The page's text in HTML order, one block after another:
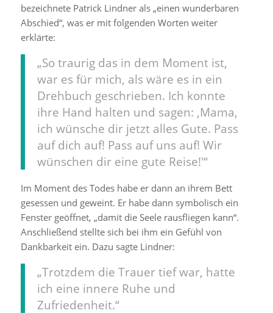
bezeichnete Patrick Lindner als „einen wunderbaren
Abschied“, was er mit folgenden Worten weiter
erklärte:
„So traurig das in dem Moment ist,
war es für mich, als wäre es in ein
Drehbuch geschrieben. Ich konnte
ihre Hand halten und sagen: ‚Mama,
ich wünsche dir jetzt alles Gute. Pass
auf dich auf! Pass auf uns auf! Wir
wünschen dir eine gute Reise!'“
Im Moment des Todes habe er dann an ihrem Bett
gesessen und geweint. Er habe dann symbolisch ein
Fenster geöffnet, „damit die Seele rausfliegen kann“.
Anschließend stellte sich bei ihm ein Gefühl von
Dankbarkeit ein. Dazu sagte Lindner:
„Trotzdem die Trauer tief war, hatte
ich eine innere Ruhe und
Zufriedenheit.“